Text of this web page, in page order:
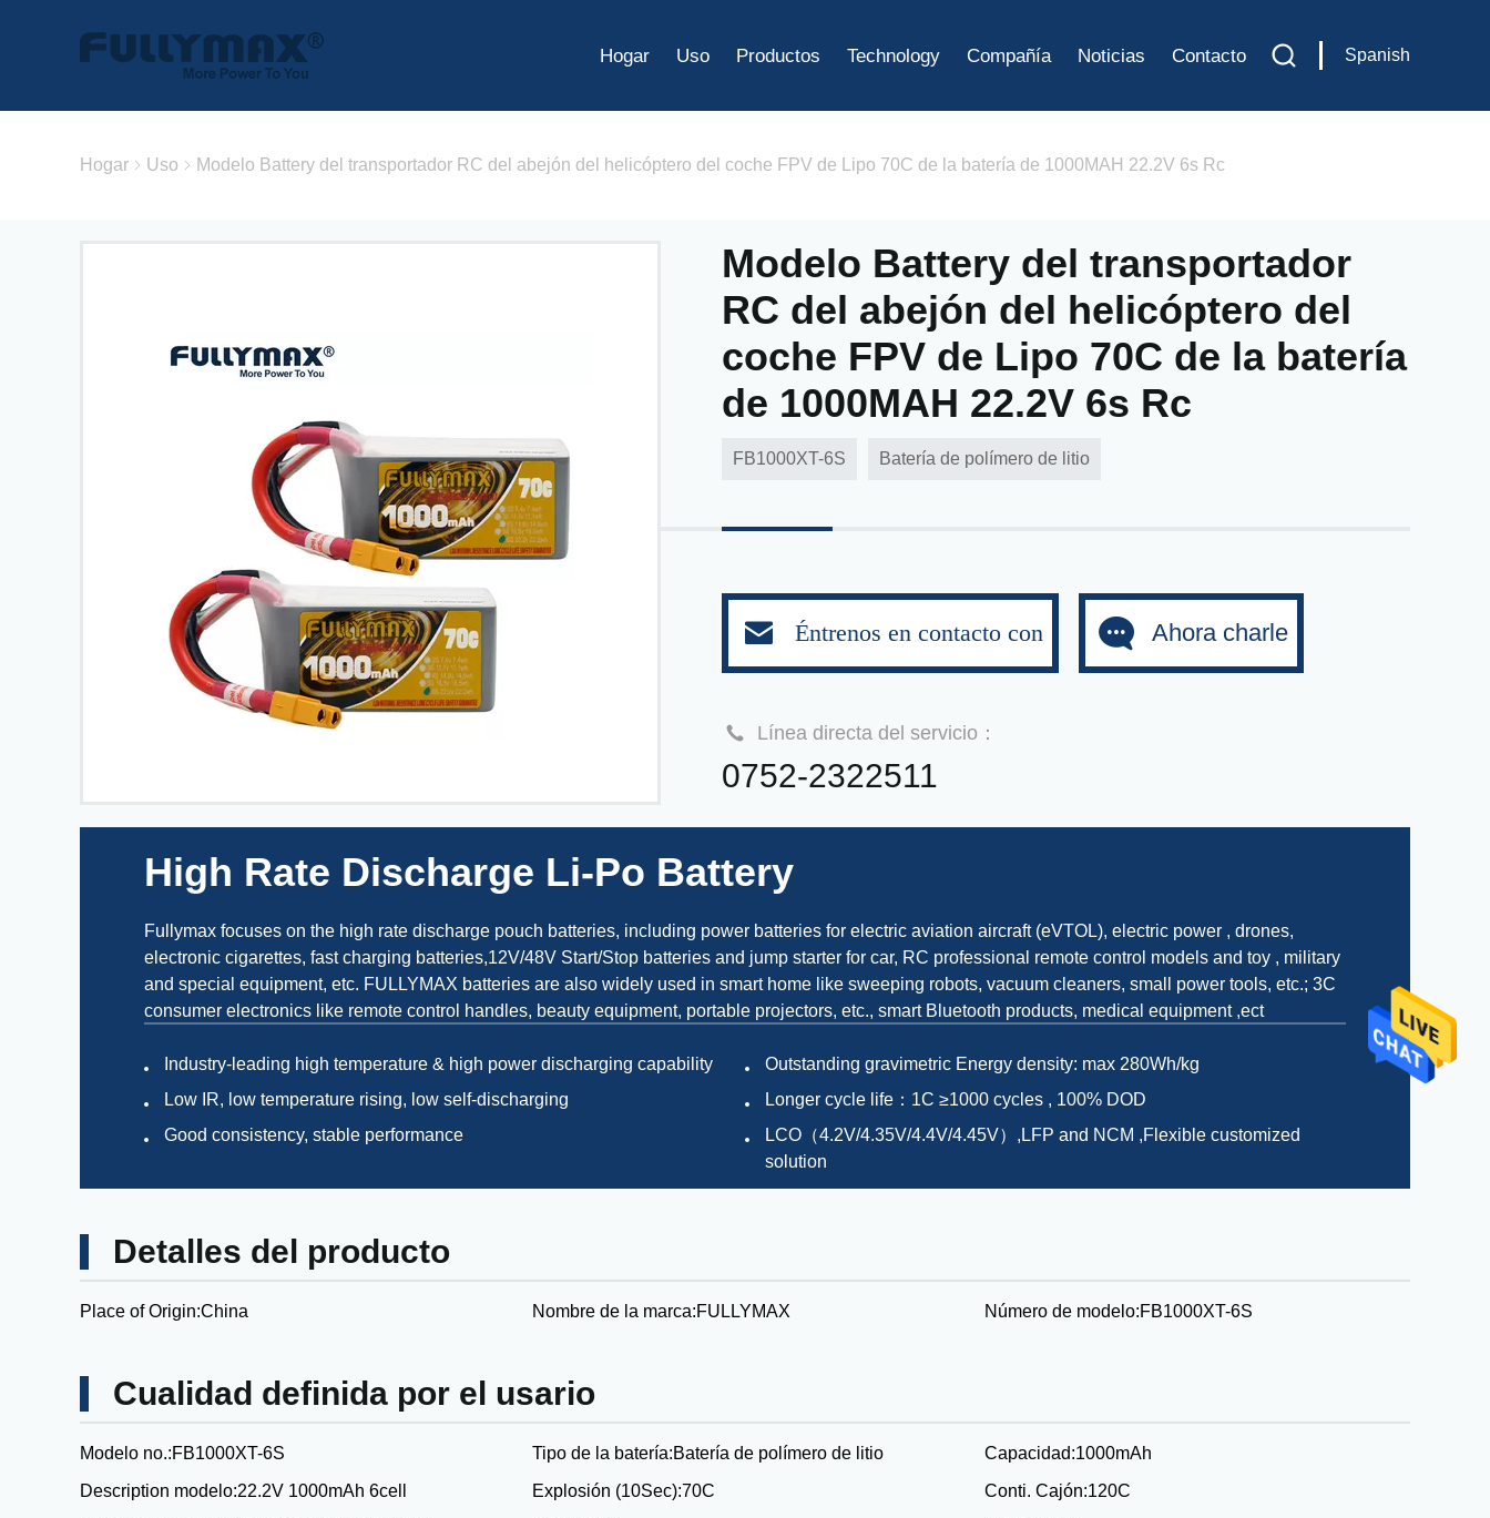
Hogar Uso Productos Technology Compañía Noticias Contacto Spanish
Hogar Uso Modelo Battery del transportador RC del abejón del helicóptero del coche FPV de Lipo 70C de la batería de 1000MAH 22.2V 6s Rc
Modelo Battery del transportador
RC del abejón del helicóptero del
coche FPV de Lipo 70C de la batería
de 1000MAH 22.2V 6s Rc
FB1000XT-6S Batería de polímero de litio
Éntrenos en contacto con Ahora charle
Línea directa del servicio：
0752-2322511
High Rate Discharge Li-Po Battery
Fullymax focuses on the high rate discharge pouch batteries, including power batteries for electric aviation aircraft (eVTOL), electric power , drones,
electronic cigarettes, fast charging batteries,12V/48V Start/Stop batteries and jump starter for car, RC professional remote control models and toy , military
and special equipment, etc. FULLYMAX batteries are also widely used in smart home like sweeping robots, vacuum cleaners, small power tools, etc.; 3C
consumer electronics like remote control handles, beauty equipment, portable projectors, etc., smart Bluetooth products, medical equipment ,ect
Industry-leading high temperature & high power discharging capability
Outstanding gravimetric Energy density: max 280Wh/kg
Low IR, low temperature rising, low self-discharging
Longer cycle life：1C ≥1000 cycles , 100% DOD
Good consistency, stable performance
LCO（4.2V/4.35V/4.4V/4.45V）,LFP and NCM ,Flexible customized
solution
Detalles del producto
Place of Origin:China Nombre de la marca:FULLYMAX Número de modelo:FB1000XT-6S
Cualidad definida por el usario
Modelo no.:FB1000XT-6S Tipo de la batería:Batería de polímero de litio Capacidad:1000mAh
Description modelo:22.2V 1000mAh 6cell Explosión (10Sec):70C Conti. Cajón:120C